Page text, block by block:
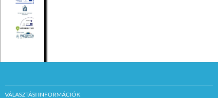
VÁLASZTÁSI INFORMÁCIÓK